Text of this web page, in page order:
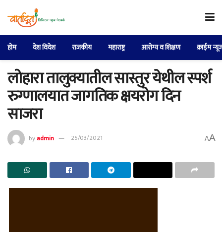
होम देश विदेश राजकीय महाराष्ट्र आरोग्य व शिक्षण क्राईम
लोहारा तालुक्यातील सास्तुर येथील स्पर्श
रुग्णालयात जागतिक क्षयरोग दिन
साजरा
byadmin 25/03/2021 AA